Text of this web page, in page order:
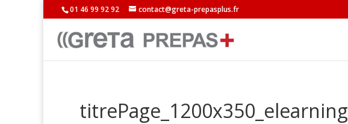
01 46 99 92 92 contact@greta-prepasplus.fr
titrePage_1200x350_elearning